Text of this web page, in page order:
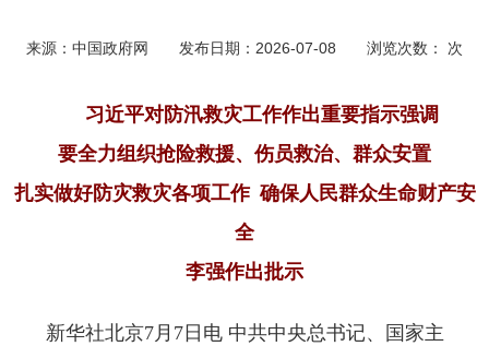
来源： 中国政府网 发布日期： 2026-07-08 浏览次数： 次
习近平对防汛救灾工作作出重要指示强调
要全力组织抢险救援、伤员救治、群众安置
扎实做好防灾救灾各项工作 确保人民群众生命财产安
全
李强作出批示
新华社北京7月7日电 中共中央总书记、国家主